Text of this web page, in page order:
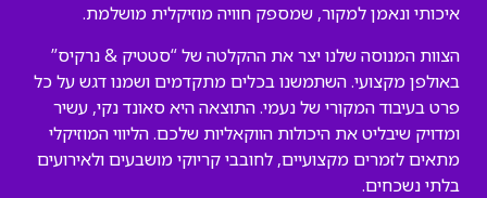
איכותי ונאמן למקור, שמספק חוויה מוזיקלית מושלמת.
הצוות המנוסה שלנו יצר את ההקלטה של “סטטיק & נרקיס”
באולפן מקצועי. השתמשנו בכלים מתקדמים ושמנו דגש על כל
פרט בעיבוד המקורי של נעמי. התוצאה היא סאונד נקי, עשיר
ומדויק שיבליט את היכולות הווקאליות שלכם. הליווי המוזיקלי
מתאים לזמרים מקצועיים, לחובבי קריוקי מושבעים ולאירועים
בלתי נשכחים.